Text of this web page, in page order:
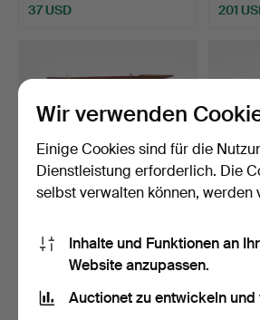
37 USD 201
WANDSCHRANK. 18./19.
Jahrhundert, Eiche, T…
Beendet 4. Aug 2026
5 Gebote
28
Wir verwenden
Einige Cookies sind für die
Dienstleistung erforderlich. Die
selbst verwalten können, werden
Inhalte und Funktionen an
Website anzupassen.
Auctionet zu entwickeln und